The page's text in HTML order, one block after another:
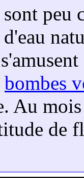
peu
bombes
Au
de